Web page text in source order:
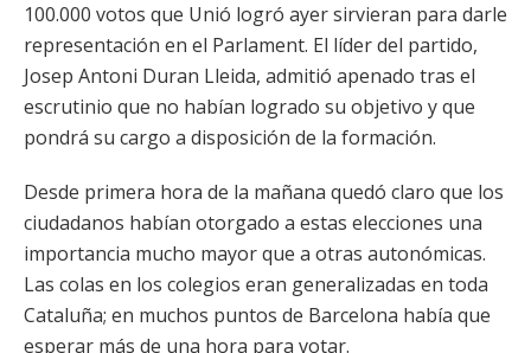
100.000 votos que Unió logró ayer sirvieran para darle
representación en el Parlament. El líder del partido,
Josep Antoni Duran Lleida, admitió apenado tras el
escrutinio que no habían logrado su objetivo y que
pondrá su cargo a disposición de la formación.
Desde primera hora de la mañana quedó claro que los
ciudadanos habían otorgado a estas elecciones una
importancia mucho mayor que a otras autonómicas.
Las colas en los colegios eran generalizadas en toda
Cataluña; en muchos puntos de Barcelona había que
esperar más de una hora para votar.